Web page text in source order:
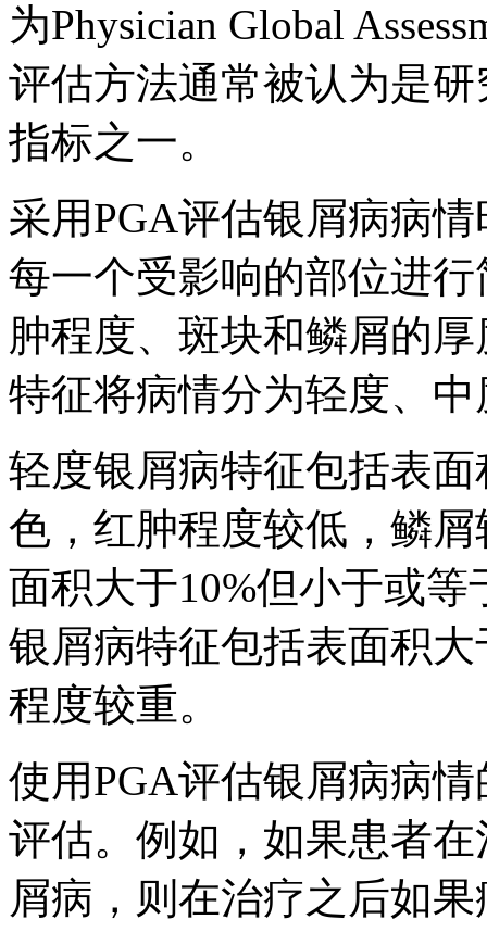
为Physician Global
评估方法通常被认为是
指标之一。
采用PGA评估银屑病病
每一个受影响的部位进
肿程度、斑块和鳞屑的
特征将病情分为轻度、
轻度银屑病特征包括表
色，红肿程度较低，鳞
面积大于10%但小于或
银屑病特征包括表面积
程度较重。
使用PGA评估银屑病病
评估。例如，如果患者
屑病，则在治疗之后如